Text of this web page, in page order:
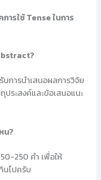
ารใช้ Tense ในการ
การนำเสนอผลการวิจัย
ระสงค์และข้อเสนอแนะ
น?
250 คำ เพื่อให้
ไปครับ